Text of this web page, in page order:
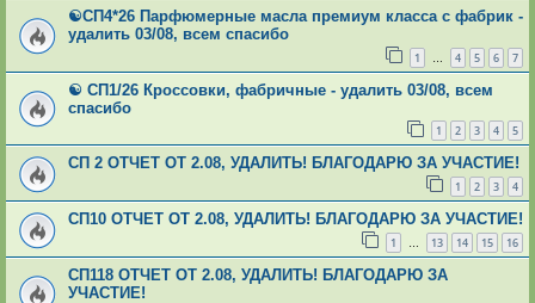
☯СП4*26 Парфюмерные масла премиум класса с фабрик -
удалить 03/08, всем спасибо
1 … 4 5 6 7
☯ СП1/26 Кроссовки, фабричные - удалить 03/08, всем
спасибо
1 2 3 4 5
СП 2 ОТЧЕТ ОТ 2.08, УДАЛИТЬ! БЛАГОДАРЮ ЗА УЧАСТИЕ!
1 2 3 4
СП10 ОТЧЕТ ОТ 2.08, УДАЛИТЬ! БЛАГОДАРЮ ЗА УЧАСТИЕ!
1 … 13 14 15 16
СП118 ОТЧЕТ ОТ 2.08, УДАЛИТЬ! БЛАГОДАРЮ ЗА
УЧАСТИЕ!